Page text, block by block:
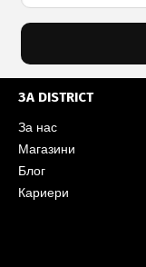
ЗА DISTRICT
За нас
Магазини
Блог
Кариери